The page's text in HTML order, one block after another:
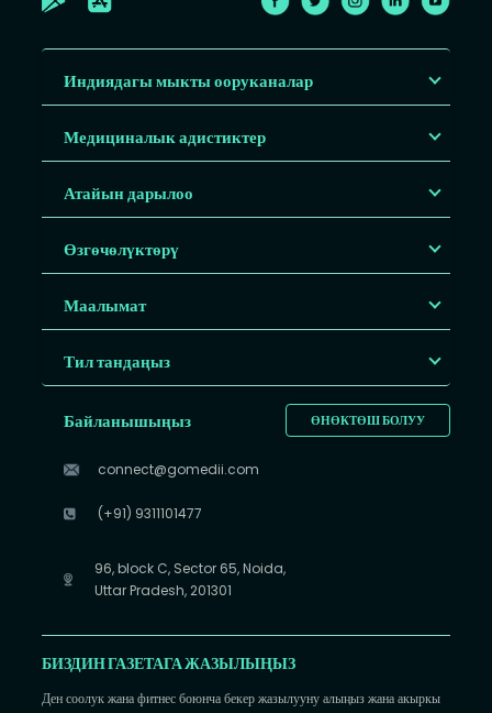
Индиядагы мыкты ооруканалар
Медициналык адистиктер
Атайын дарылоо
Өзгөчөлүктөрү
Маалымат
Тил тандаңыз
ӨНӨКТӨШ БОЛУУ
Байланышыңыз
connect@gomedii.com
(+91) 9311101477
96, block C, Sector 65, Noida,
Uttar Pradesh, 201301
БИЗДИН ГАЗЕТАГА ЖАЗЫЛЫҢЫЗ
Ден соолук жана фитнес боюнча бекер жазылууну алыңыз жана акыркы